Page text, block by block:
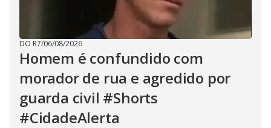
DO R7/06/08/2026
Homem é confundido com
morador de rua e agredido por
guarda civil #Shorts
#CidadeAlerta